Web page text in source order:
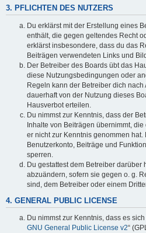
3. PFLICHTEN DES NUTZERS
Du erklärst mit der Erstellung eines
enthält, die gegen geltendes Recht
erklärst insbesondere, dass du das
Beiträgen verwendeten Links und
Der Betreiber des Boards übt das
diese Nutzungsbedingungen oder
Regeln kann der Betreiber dich
dauerhaft von der Nutzung dieses
Hausverbot erteilen.
Du nimmst zur Kenntnis, dass der
Inhalte von Beiträgen übernimmt,
er nicht zur Kenntnis genommen hat.
Benutzerkonto, Beiträge und
sperren.
Du gestattest dem Betreiber darüber
abzuändern, sofern sie gegen o. g.
sind, dem Betreiber oder einem
4. GENERAL PUBLIC LICENSE
Du nimmst zur Kenntnis, dass es
GNU General Public License v2“